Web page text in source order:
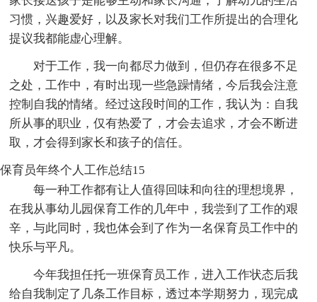
习惯，兴趣爱好，以及家长对我们工作所提出的合理化
提议我都能虚心理解。
对于工作，我一向都尽力做到，但仍存在很多不足
之处，工作中，有时出现一些急躁情绪，今后我会注意
控制自我的情绪。经过这段时间的工作，我认为：自我
所从事的职业，仅有热爱了，才会去追求，才会不断进
取，才会得到家长和孩子的信任。
保育员年终个人工作总结15
每一种工作都有让人值得回味和向往的理想境界，
在我从事幼儿园保育工作的几年中，我尝到了工作的艰
辛，与此同时，我也体会到了作为一名保育员工作中的
快乐与平凡。
今年我担任托一班保育员工作，进入工作状态后我
给自我制定了几条工作目标，透过本学期努力，现完成